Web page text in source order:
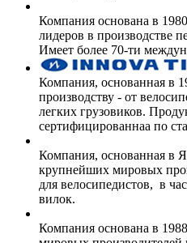
Компания основана в
лидеров в производстве
Имеет более 70-ти
Компания, основанная в
производству - от
легких грузовиков.
сертифицированнаа по
Компания, основанная в
крупнейших мировых
для велосипедистов, в
вилок.
Компания основана в